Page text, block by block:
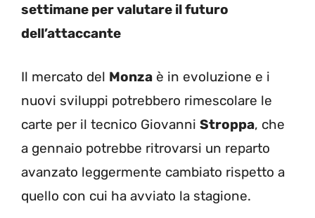
settimane per valutare il futuro
dell’attaccante
Il mercato del Monza è in evoluzione e i
nuovi sviluppi potrebbero rimescolare le
carte per il tecnico Giovanni Stroppa, che
a gennaio potrebbe ritrovarsi un reparto
avanzato leggermente cambiato rispetto a
quello con cui ha avviato la stagione.